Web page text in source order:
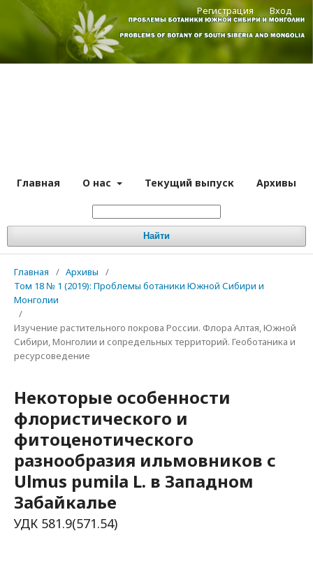
Главная О нас Текущий выпуск Архивы
Найти
Регистрация Вход
Главная / Архивы
/
Том 18 № 1 (2019): Проблемы ботаники Южной Сибири и
Монголии
/
Изучение растительного покрова России. Флора Алтая, Южной
Сибири, Монголии и сопредельных территорий. Геоботаника и
ресурсоведение
Некоторые особенности
флористического и
фитоценотического
разнообразия ильмовников с
Ulmus pumila L. в Западном
Забайкалье
УДК 581.9(571.54)